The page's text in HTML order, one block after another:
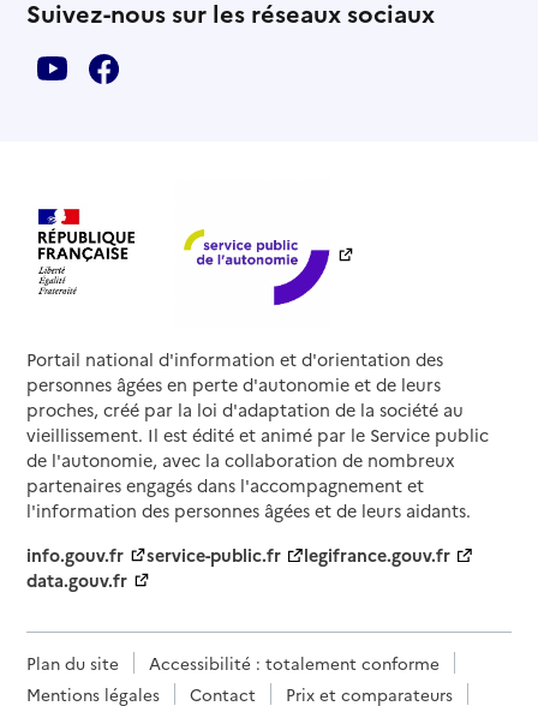
Suivez-nous sur les réseaux sociaux
Portail national d'information et d'orientation des
personnes âgées en perte d'autonomie et de leurs
proches, créé par la loi d'adaptation de la société au
vieillissement. Il est édité et animé par le Service public
de l'autonomie, avec la collaboration de nombreux
partenaires engagés dans l'accompagnement et
l'information des personnes âgées et de leurs aidants.
info.gouv.fr
service-public.fr
legifrance.gouv.fr
data.gouv.fr
Plan du site
Accessibilité : totalement conforme
Mentions légales
Contact
Prix et comparateurs